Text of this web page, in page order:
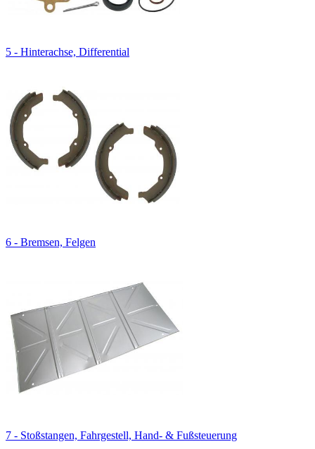
5 - Hinterachse, Differential
6 - Bremsen, Felgen
7 - Stoßstangen, Fahrgestell, Hand- & Fußsteuerung